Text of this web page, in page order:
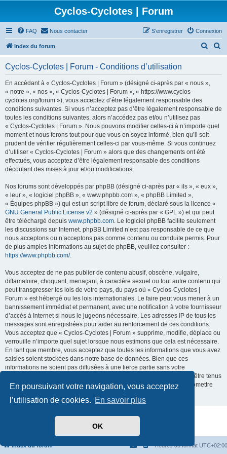
En poursuivant votre navigation, vous acceptez
l’utilisation de cookies. En savoir plus
OK
Cyclos-Cyclotes | Forum
FAQ Nous contacter Connexion
S’enregistrer
Index du forum
r
h
e
Cyclos-Cyclotes | Forum - Conditions d’utilisation
En accédant à « Cyclos-Cyclotes | Forum » (désigné ci-après par « nous »,
« notre », « nos », « Cyclos-Cyclotes | Forum », « https://www.cyclos-
cyclotes.org/forum »), vous acceptez d’être légalement responsable des
conditions suivantes. Si vous n’acceptez pas d’être légalement responsable de
toutes les conditions suivantes, alors n’accédez pas et/ou n’utilisez pas
« Cyclos-Cyclotes | Forum ». Nous pouvons modifier celles-ci à n’importe quel
moment et nous ferons tout pour que vous en soyez informé, bien qu’il soit
prudent de vérifier régulièrement celles-ci par vous-même. Si vous continuez
d’utiliser « Cyclos-Cyclotes | Forum » alors que des changements ont été
effectués, vous acceptez d’être légalement responsable des conditions
découlant des mises à jour et/ou modifications.
Nos forums sont développés par phpBB (désigné ci-après par « ils », « eux »,
« leur », « logiciel phpBB », « www.phpbb.com », « phpBB Limited »,
« Équipes phpBB ») qui est un script libre de forum, déclaré sous la licence «
GNU General Public License v2 » (désigné ci-après par « GPL ») et qui peut
être téléchargé depuis www.phpbb.com. Le logiciel phpBB facilite seulement
les discussions sur Internet. phpBB Limited n’est pas responsable de ce que
nous acceptons ou n’acceptons pas comme contenu ou conduite permis. Pour
de plus amples informations au sujet de phpBB, veuillez consulter :
https://www.phpbb.com/.
Vous acceptez de ne pas publier de contenu abusif, obscène, vulgaire,
diffamatoire, choquant, menaçant, à caractère sexuel ou tout autre contenu qui
peut transgresser les lois de votre pays, du pays où « Cyclos-Cyclotes |
Forum » est hébergé ou les lois internationales. Le faire peut vous mener à un
bannissement immédiat et permanent, avec une notification à votre fournisseur
d’accès à Internet si nous le jugeons nécessaire. Les adresses IP de tous les
messages sont enregistrées pour aider au renforcement de ces conditions.
Vous acceptez que « Cyclos-Cyclotes | Forum » supprime, modifie, déplace ou
verrouille n’importe quel sujet lorsque nous estimons que cela est nécessaire.
En tant que membre, vous acceptez que toutes les informations que vous avez
saisies soient stockées dans notre base de données. Bien que ces
informations ne soient pas diffusées à une tierce partie sans votre
consentement, ni « Cyclos-Cyclotes | Forum », ni phpBB ne pourront être tenus
comme responsables en cas de tentative de piratage visant à compromettre
Index du forum Heures au format UTC+02:00
Développé parphpBB® Forum Software © phpBB Limited
Traduit par
Confidentialité|Conditions